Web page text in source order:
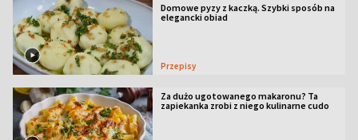
Domowe pyzy z kaczką. Szybki sposób na
elegancki obiad
Przepisy
Za dużo ugotowanego makaronu? Ta
zapiekanka zrobi z niego kulinarne cudo